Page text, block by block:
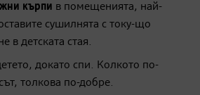
кърпи в помещенията, най-
сушилнята с току-що
в детската стая.
докато спи. Колкото по-
толкова по-добре.